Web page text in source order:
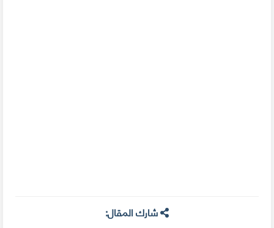
شارك المقال: